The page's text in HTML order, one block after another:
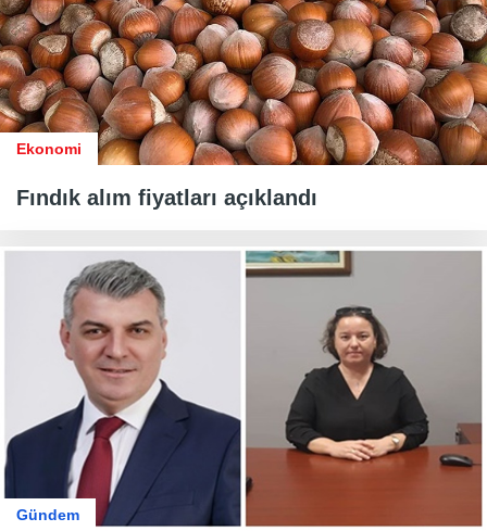
Ekonomi
Fındık alım fiyatları açıklandı
Gündem